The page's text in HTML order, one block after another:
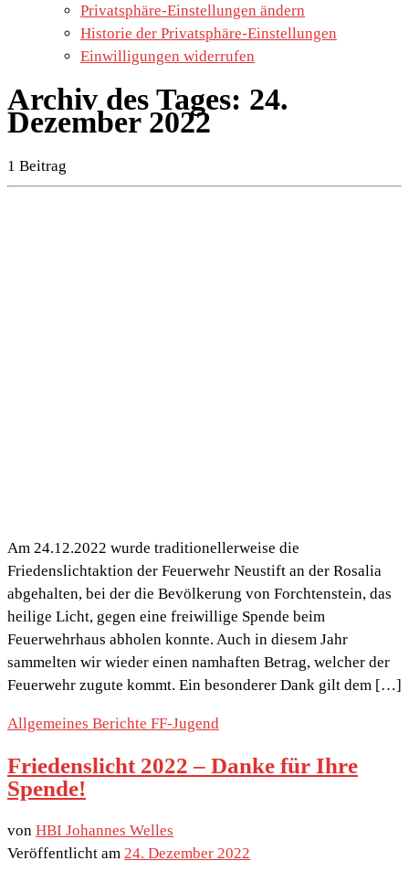
Privatsphäre-Einstellungen ändern
Historie der Privatsphäre-Einstellungen
Einwilligungen widerrufen
Archiv des Tages: 24.
Dezember 2022
1 Beitrag
Am 24.12.2022 wurde traditionellerweise die
Friedenslichtaktion der Feuerwehr Neustift an der Rosalia
abgehalten, bei der die Bevölkerung von Forchtenstein, das
heilige Licht, gegen eine freiwillige Spende beim
Feuerwehrhaus abholen konnte. Auch in diesem Jahr
sammelten wir wieder einen namhaften Betrag, welcher der
Feuerwehr zugute kommt. Ein besonderer Dank gilt dem […]
Allgemeines Berichte FF-Jugend
Friedenslicht 2022 – Danke für Ihre
Spende!
von HBI Johannes Welles
Veröffentlicht am 24. Dezember 2022